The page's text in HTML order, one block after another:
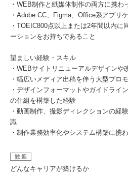
・WEB制作と紙媒体制作の両方に携
・Adobe CC、Figma、Office系アプリ
・TOEIC800点以上または2年間以内
ーションをお持ちであること
望ましい経験・スキル
・WEBサイトリニューアルデザインや
・幅広いメディア出稿を伴う大型プロ
・デザインフォーマットやガイドライ
の仕組を構築した経験
・動画制作、撮影ディレクションの経
識
・制作業務効率化やシステム構築に携
歓迎
どんなキャリアが築けるか